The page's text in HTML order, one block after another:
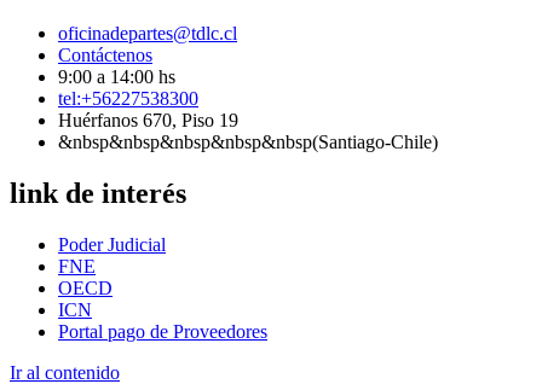
oficinadepartes@tdlc.cl
Contáctenos
9:00 a 14:00 hs
tel:+56227538300
Huérfanos 670, Piso 19
&nbsp&nbsp&nbsp&nbsp&nbsp(Santiago-Chile)
link de interés
Poder Judicial
FNE
OECD
ICN
Portal pago de Proveedores
Ir al contenido